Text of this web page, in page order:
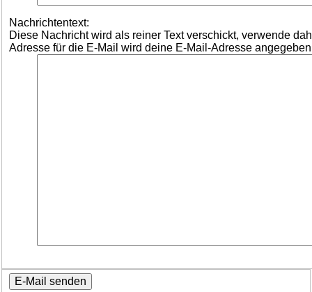
Nachrichtentext:
Diese Nachricht wird als reiner Text verschickt, verwende
Adresse für die E-Mail wird deine E-Mail-Adresse